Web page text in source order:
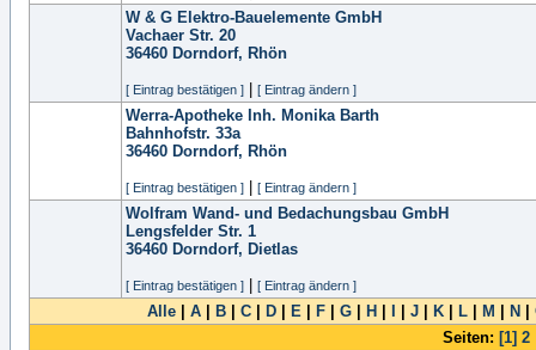
W & G Elektro-Bauelemente GmbH
Vachaer Str. 20
36460 Dorndorf, Rhön
[ Eintrag bestätigen ] [ Eintrag ändern ]
Werra-Apotheke Inh. Monika Barth
Bahnhofstr. 33a
36460 Dorndorf, Rhön
[ Eintrag bestätigen ] [ Eintrag ändern ]
Wolfram Wand- und Bedachungsbau GmbH
Lengsfelder Str. 1
36460 Dorndorf, Dietlas
[ Eintrag bestätigen ] [ Eintrag ändern ]
Alle A B C D E F G H J K L M N
Seiten: [1] 2